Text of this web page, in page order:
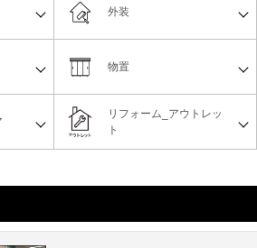
リフォーム_アウトレッ
ト
物置
外装